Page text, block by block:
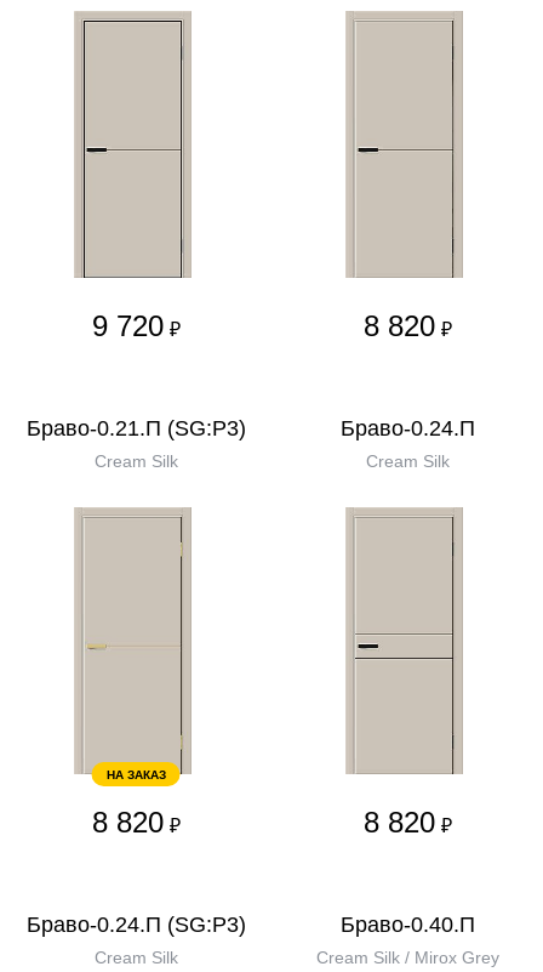
9 720 ₽ 8 820 ₽
Браво-0.21.П (SG:P3)
Cream Silk
НА ЗАКАЗ
8 820 ₽
Браво-0.24.П
Cream Silk
8 820 ₽
Браво-0.24.П (SG:P3)
Cream Silk
Браво-0.40.П
Cream Silk / Mirox Grey